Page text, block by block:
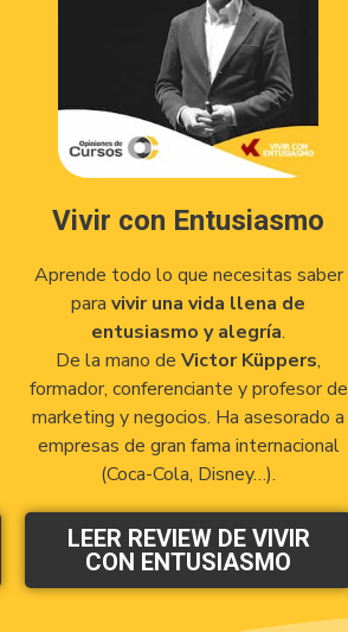
Vivir con Entusiasmo
Aprende todo lo que necesitas saber
paravivir una vida llena de
entusiasmo y alegría.
De la mano deVictor Küppers,
formador, conferenciante y profesor de
marketing y negocios. Ha asesorado a
empresas de gran fama internacional
(Coca-Cola, Disney…).
LEER REVIEW DE VIVIR
CON ENTUSIASMO